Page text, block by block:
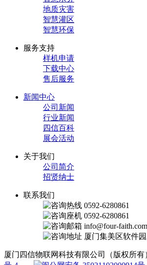
地质灾害
智慧灌区
智慧环保
服务支持
样机申请
下载中心
售后服务
新闻中心
公司新闻
行业新闻
四信百科
展会活动
关于我们
公司简介
招贤纳士
联系我们
0592-6280861
0592-6280861
info@four-faith.com
厦门集美区软件
厦门四信物联网科技有限公司（版权所有